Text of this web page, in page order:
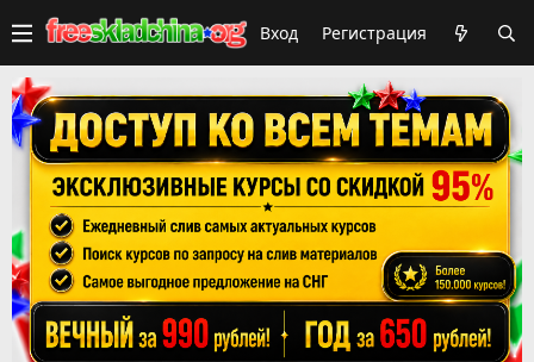
Вход Регистрация